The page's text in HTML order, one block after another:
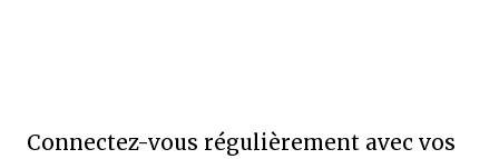
Connectez-vous régulièrement avec vos